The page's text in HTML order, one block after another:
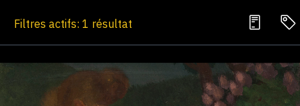
Filtres actifs: 1 résultat